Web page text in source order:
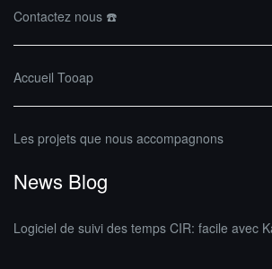
Contactez nous ☎️
Accueil Tooap
Les projets que nous accompagnons
News Blog
Logiciel de suivi des temps CIR: facile avec